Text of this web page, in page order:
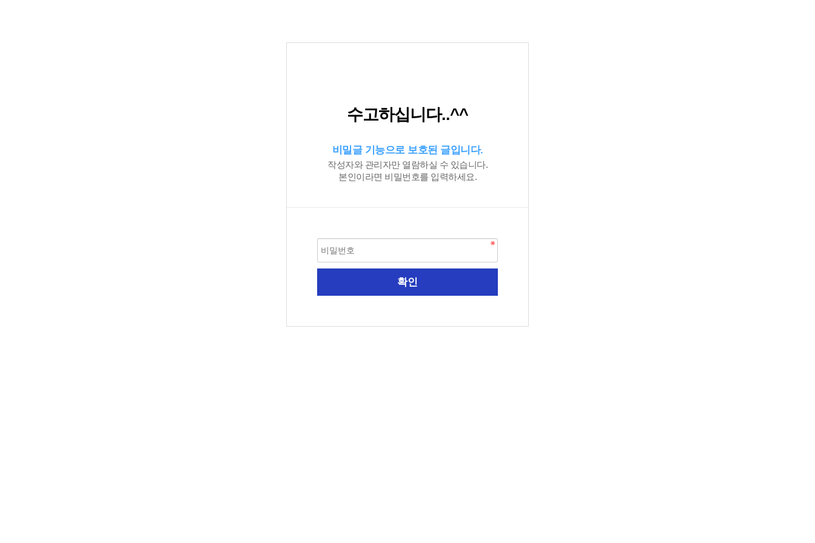
수고하십니다..^^
비밀글 기능으로 보호된 글입니다.
작성자와 관리자만 열람하실 수 있습니다.
본인이라면 비밀번호를 입력하세요.